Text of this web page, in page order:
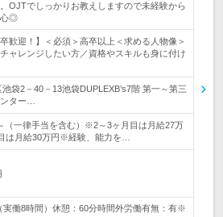
OJTでしっかりお教えしますので未経験から
心◎
歓迎！】＜必須＞高卒以上＜求める人物像＞
ャレンジしたい方／資格やスキルも身に付け
袋2－40－13池袋DUPLEXB’s7階 第一～第三
ター…
（一律手当を含む）※2～3ヶ月目は月給27万
は月給30万円※経験、能力を…
実働8時間）休憩：60分時間外労働有無：有※